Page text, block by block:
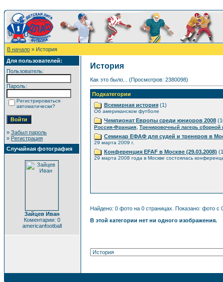
В начало » История
Для пользователей:
Пользователь:
Пароль:
Регистрироваться
автоматически?
» Забыл пароль
» Регистрация
Случайная фотография
Зайцев Иван
Коментарии: 0
americanfootball
История
Как это было... (Просмотров: 2380098)
Подкатегории
Всемирная история (1)
Об американском футболе
Чемпионат Европы среди юниоров 2008
Россия-Франция Тренировочный лагерь сборной
Семинар ЕФАФ для судей и тренеров в
29 марта 2009 г.
Конференция EFAF в Москве (29.03.2008)
29 марта 2008 года в Москве состоялась
Найдено: 0 фото на 0 страницах. Показано: фото с
В этой категории нет ни одного изображения.